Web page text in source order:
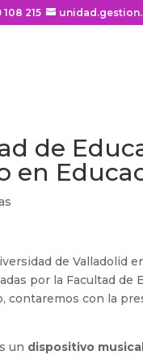
215
de
en
de Valladolid
por la Facultad de
contaremos con la
un dispositivo